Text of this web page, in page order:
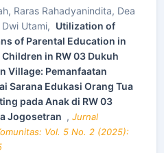
Raras Rahadyanindita, Dea
Utami, Utilization of
of Parental Education in
in RW 03 Dukuh
Village: Pemanfaatan
Sarana Edukasi Orang Tua
pada Anak di RW 03
Jogosetran , Jurnal
Vol. 5 No. 2 (2025):